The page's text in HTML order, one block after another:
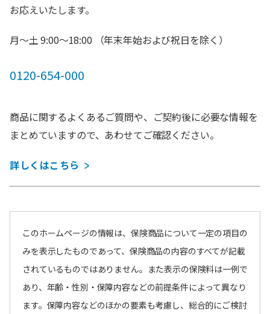
お応えいたします。
月～土 9:00～18:00 （年末年始および祝日を除く）
0120-654-000
商品に関するよくあるご質問や、ご契約後に必要な情報を
まとめていますので、あわせてご確認ください。
詳しくはこちら
このホームページの情報は、保険商品について一定の項目の
みを表示したものであって、保険商品の内容のすべてが記載
されているものではありません。また表示の保険料は一例で
あり、年齢・性別・保障内容などの前提条件によって異なり
ます。保障内容などのほかの要素も考慮し、総合的にご検討